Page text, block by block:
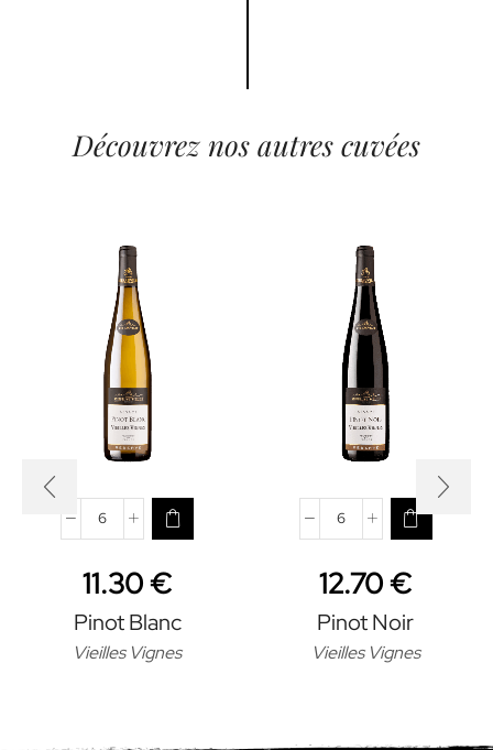
Découvrez nos autres cuvées
Vieilles Vignes
Pinot Blanc
11.30€
quantité
Pinot
Vieilles Vignes
Pinot Noir
12.70€
quantité
Pinot